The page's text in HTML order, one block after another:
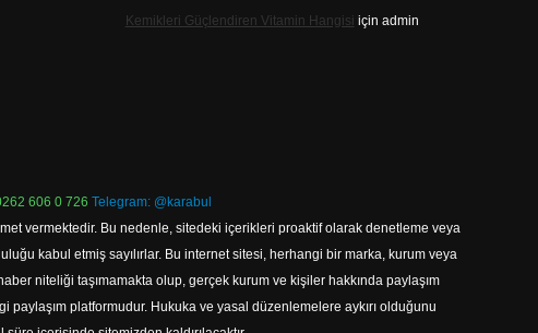
Kemikleri Güçlendiren Vitamin Hangisi için admin
606 0 726 Telegram: @karabul
vermektedir. Bu nedenle, sitedeki içerikleri proaktif olarak denetleme veya
kabul etmiş sayılırlar. Bu internet sitesi, herhangi bir marka, kurum veya
niteliği taşımamakta olup, gerçek kurum ve kişiler hakkında paylaşım
platformudur. Hukuka ve yasal düzenlemelere aykırı olduğunu